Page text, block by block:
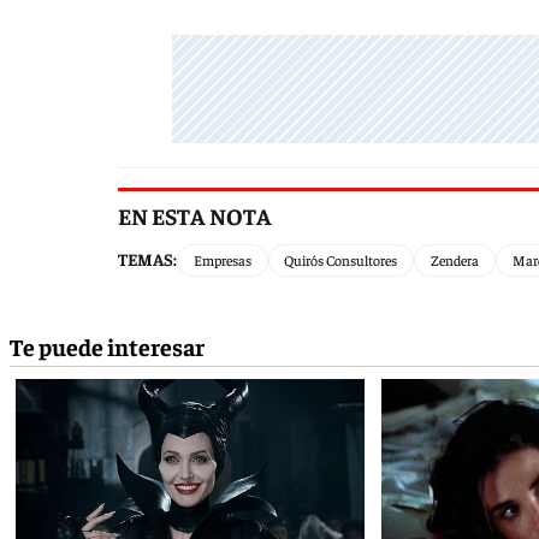
EN ESTA NOTA
TEMAS: Empresas Quirós Consultores Zendera